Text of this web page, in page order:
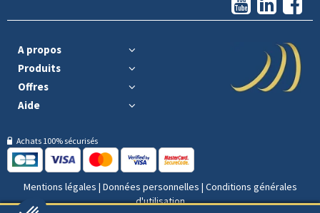
A propos
Produits
Offres
Aide
Achats 100% sécurisés
Mentions légales | Données personnelles | Conditions générales
d'utilisation